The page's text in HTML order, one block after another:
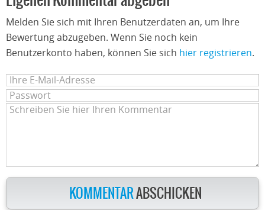
Melden Sie sich mit Ihren Benutzerdaten an, um Ihre
Bewertung abzugeben. Wenn Sie noch kein
Benutzerkonto haben, können Sie sich hier registrieren.
KOMMENTARABSCHICKEN